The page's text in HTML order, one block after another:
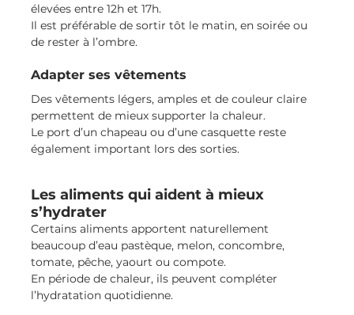
élevées entre 12h et 17h.
Il est préférable de sortir tôt le matin, en soirée ou
de rester à l’ombre.
Adapter ses vêtements
Des vêtements légers, amples et de couleur claire
permettent de mieux supporter la chaleur.
Le port d’un chapeau ou d’une casquette reste
également important lors des sorties.
Les aliments qui aident à mieux
s’hydrater
Certains aliments apportent naturellement
beaucoup d’eau pastèque, melon, concombre,
tomate, pêche, yaourt ou compote.
En période de chaleur, ils peuvent compléter
l’hydratation quotidienne.